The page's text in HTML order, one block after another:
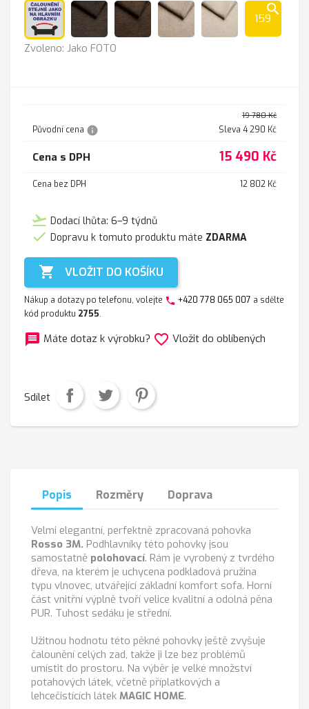
Jako
Lira
search
159
Zvoleno: Jako FOTO
Původní cena info
19 780 Kč
Sleva 4 290 Kč
Cena s DPH 15 490 Kč
Cena bez DPH 12 802 Kč
flight_takeoff Dodací lhůta: 6–9 týdnů
 Dopravu k tomuto produktu máte ZDARMA
 VLOŽIT DO KOŠÍKU
Nákup a dotazy po telefonu, volejte phone +420 778 065 007 a sdělte
kód produktu 2755.
message Máte dotaz k výrobku? favorite_border Vložit do oblíbených
Sdílet
Popis Rozměry Doprava
Velmi elegantní, perfektně zpracovaná pohovka
Rosso 3M. Podhlavníky této pohovky jsou
samostatně polohovací. Rám je vyrobený z tvrdého
dřeva, na kterém je uchycena podkladová pružina
typu vlnovec, utvářející základní komfort sofa. Horní
část vnitřní výplně tvoří velice kvalitní a odolná pěna
PUR. Tuhost sedáku je střední.
Užitnou hodnotu této pěkné pohovky ještě zvyšuje
čalounění celých zad, takže ji lze bez problémů
umístit do prostoru. Na výběr je velké množství
potahových látek, včetně příplatkových a
lehcečistících látek MAGIC HOME.